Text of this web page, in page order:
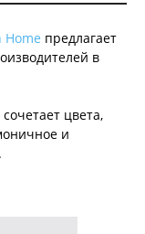
Home предлагает
в
цвета,
и